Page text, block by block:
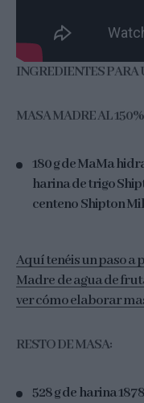
INGREDIENTES PARA
MASA MADRE AL
180 g de MaMa
harina de trigo
centeno Shipton
Aquí tenéis un paso a
Madre de agua de
ver cómo elaborar
RESTO DE MASA:
528 g deharina